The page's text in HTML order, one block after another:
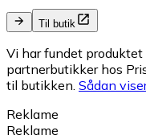
Til butik
Vi har fundet
partnerbutikker hos
til butikken. Sådan
Reklame
Reklame